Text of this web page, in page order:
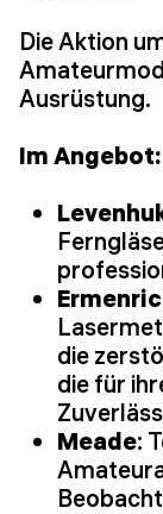
Die Aktion
Ausrüstung.
Im Angebot:
die
die für
Meade: